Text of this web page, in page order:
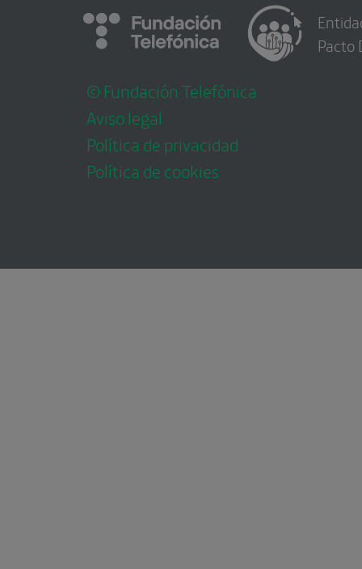
© Fundación Telefónica
Aviso legal
Política de privacidad
Política de cookies
Pacto